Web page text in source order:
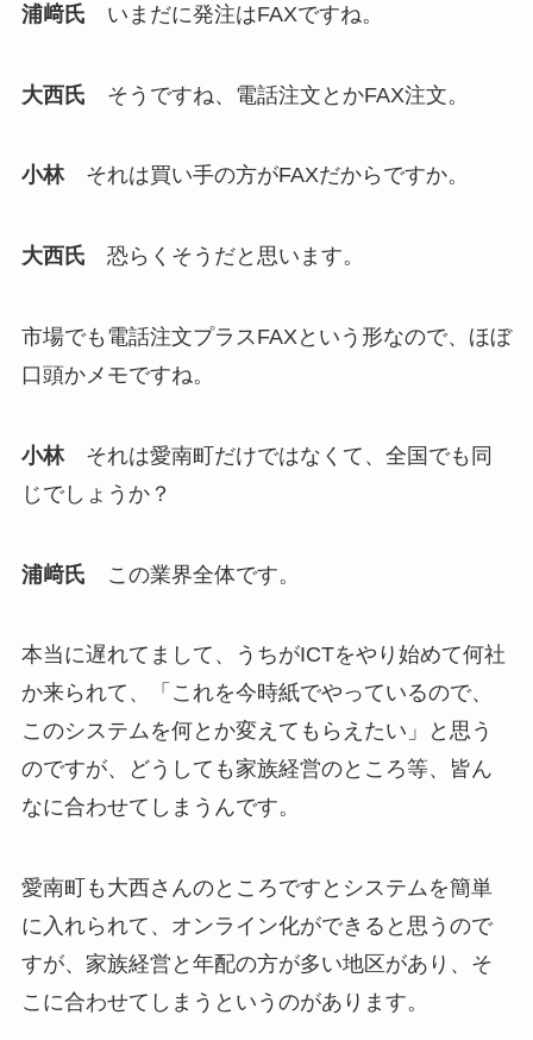
浦﨑氏 いまだに発注はFAXですね。
大西氏 そうですね、電話注文とかFAX注文。
小林それは買い手の方がFAXだからですか。
大西氏 恐らくそうだと思います。
市場でも電話注文プラスFAXという形なので、ほぼ
口頭かメモですね。
小林それは愛南町だけではなくて、全国でも同
じでしょうか？
浦﨑氏 この業界全体です。
本当に遅れてまして、うちがICTをやり始めて何社
か来られて、「これを今時紙でやっているので、
このシステムを何とか変えてもらえたい」と思う
のですが、どうしても家族経営のところ等、皆ん
なに合わせてしまうんです。
愛南町も大西さんのところですとシステムを簡単
に入れられて、オンライン化ができると思うので
すが、家族経営と年配の方が多い地区があり、そ
こに合わせてしまうというのがあります。